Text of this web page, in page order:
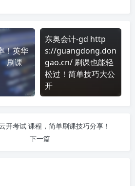
！英华
刷课
东奥会计-gd http
s://guangdong.don
gao.cn/ 刷课也能轻
松过！简单技巧大公
开
开考试 课程，简单刷课技巧分享！
下一篇